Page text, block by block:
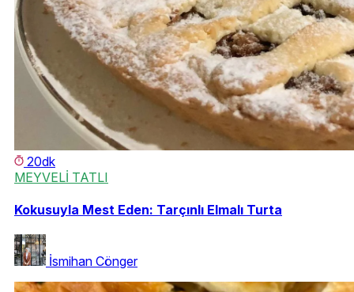
20dk
MEYVELİ TATLI
Kokusuyla Mest Eden: Tarçınlı Elmalı Turta
İsmihan Cönger